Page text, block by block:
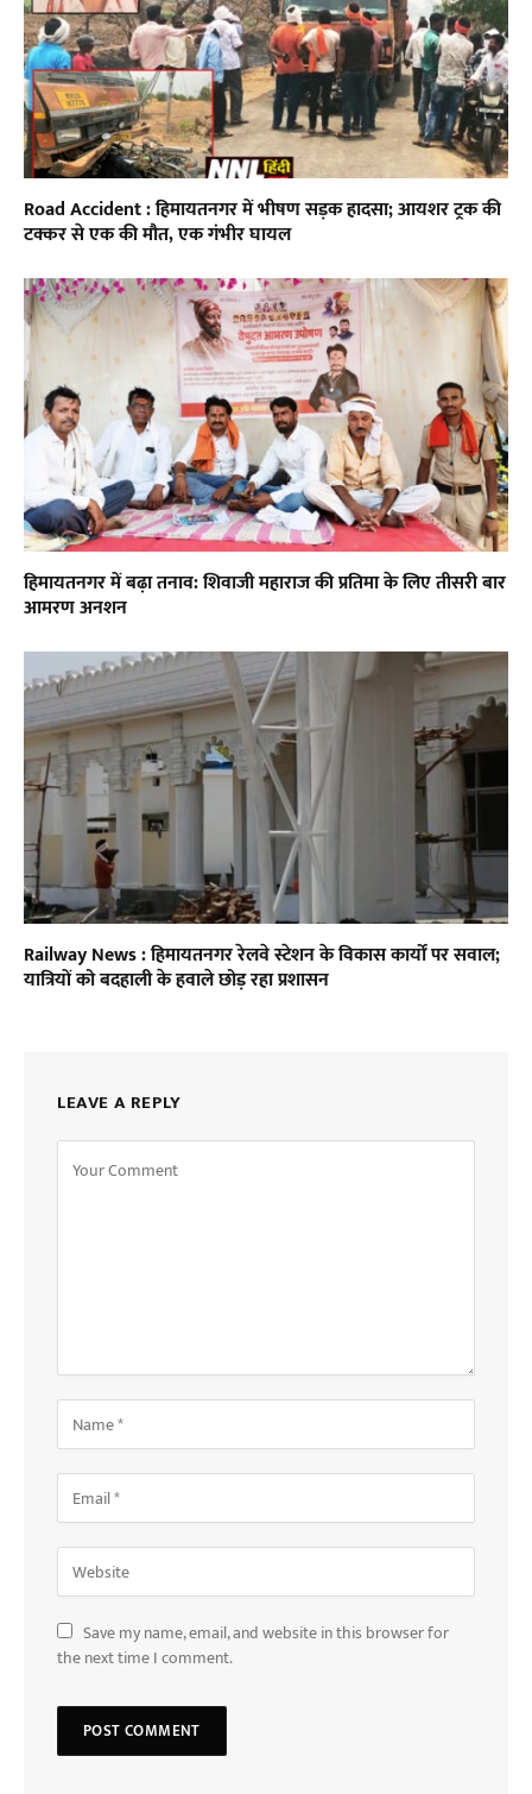
Road Accident : हिमायतनगर में भीषण सड़क हादसा; आयशर ट्रक की
टक्कर से एक की मौत, एक गंभीर घायल
हिमायतनगर में बढ़ा तनाव: शिवाजी महाराज की प्रतिमा के लिए तीसरी बार
आमरण अनशन
Railway News : हिमायतनगर रेलवे स्टेशन के विकास कार्यों पर सवाल;
यात्रियों को बदहाली के हवाले छोड़ रहा प्रशासन
LEAVE A REPLY
Save my name, email, and website in this browser for
the next time I comment.